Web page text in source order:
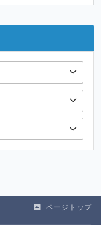
ページトップ